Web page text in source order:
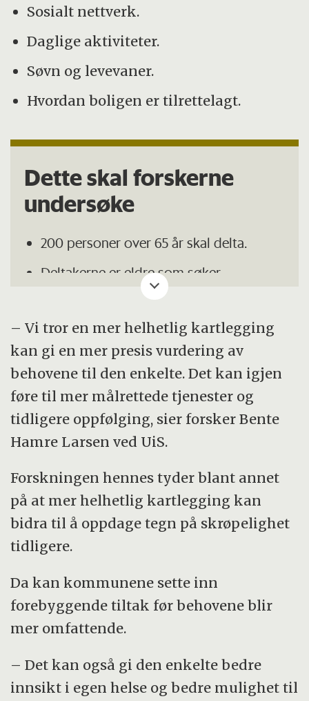
Sosialt nettverk.
Daglige aktiviteter.
Søvn og levevaner.
Hvordan boligen er tilrettelagt.
Dette skal forskerne
undersøke
200 personer over 65 år skal delta.
Deltakerne er eldre som søker
kommunale helse- og omsorgstjenester i
Sykepleiere, fysioterapeuter og
ergoterapeuter skal kartlegge behov
sammen.
Kartleggingen omfatter blant annet
funksjon, ernæring, psykisk helse, sosialt
nettverk og daglige aktiviteter.
Effekten skal måles gjennom
spørreskjema i løpet av studieperioden
2025–2029. Forskerne skal også hente
seks og tolv måneder.
– Vi tror en mer helhetlig kartlegging
kan gi en mer presis vurdering av
behovene til den enkelte. Det kan igjen
føre til mer målrettede tjenester og
tidligere oppfølging, sier forsker Bente
Hamre Larsen ved UiS.
Forskningen hennes tyder blant annet
på at mer helhetlig kartlegging kan
bidra til å oppdage tegn på skrøpelighet
tidligere.
Da kan kommunene sette inn
forebyggende tiltak før behovene blir
mer omfattende.
– Det kan også gi den enkelte bedre
innsikt i egen helse og bedre mulighet til